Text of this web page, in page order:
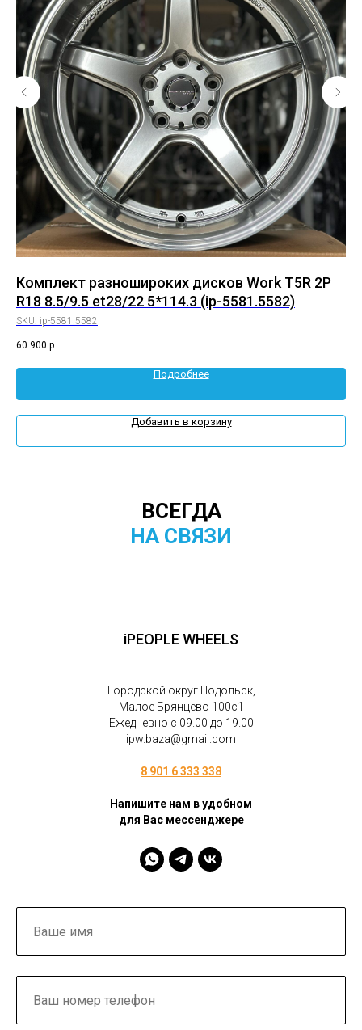
Комплект разношироких дисков Work T5R 2P
R18 8.5/9.5 et28/22 5*114.3 (ip-5581.5582)
SKU: ip-5581.5582
60 900 р.
Подробнее
Добавить в корзину
ВСЕГДА
НА СВЯЗИ
iPEOPLE WHEELS
Городской округ Подольск,
Малое Брянцево 100с1
Ежедневно с 09.00 до 19.00
ipw.baza@gmail.com
8 901 6 333 338
Напишите нам в удобном
для Вас мессенджере